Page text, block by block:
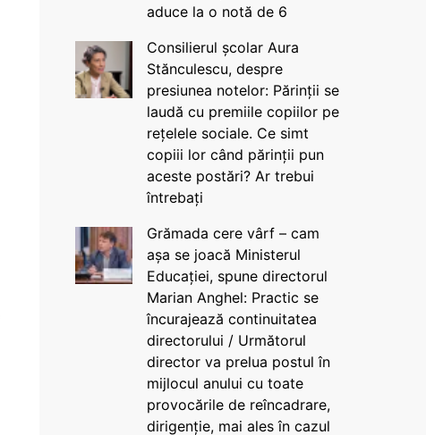
aduce la o notă de 6
Consilierul școlar Aura
Stănculescu, despre
presiunea notelor: Părinții se
laudă cu premiile copiilor pe
rețelele sociale. Ce simt
copiii lor când părinții pun
aceste postări? Ar trebui
întrebați
Grămada cere vârf – cam
așa se joacă Ministerul
Educației, spune directorul
Marian Anghel: Practic se
încurajează continuitatea
directorului / Următorul
director va prelua postul în
mijlocul anului cu toate
provocările de reîncadrare,
dirigenție, mai ales în cazul